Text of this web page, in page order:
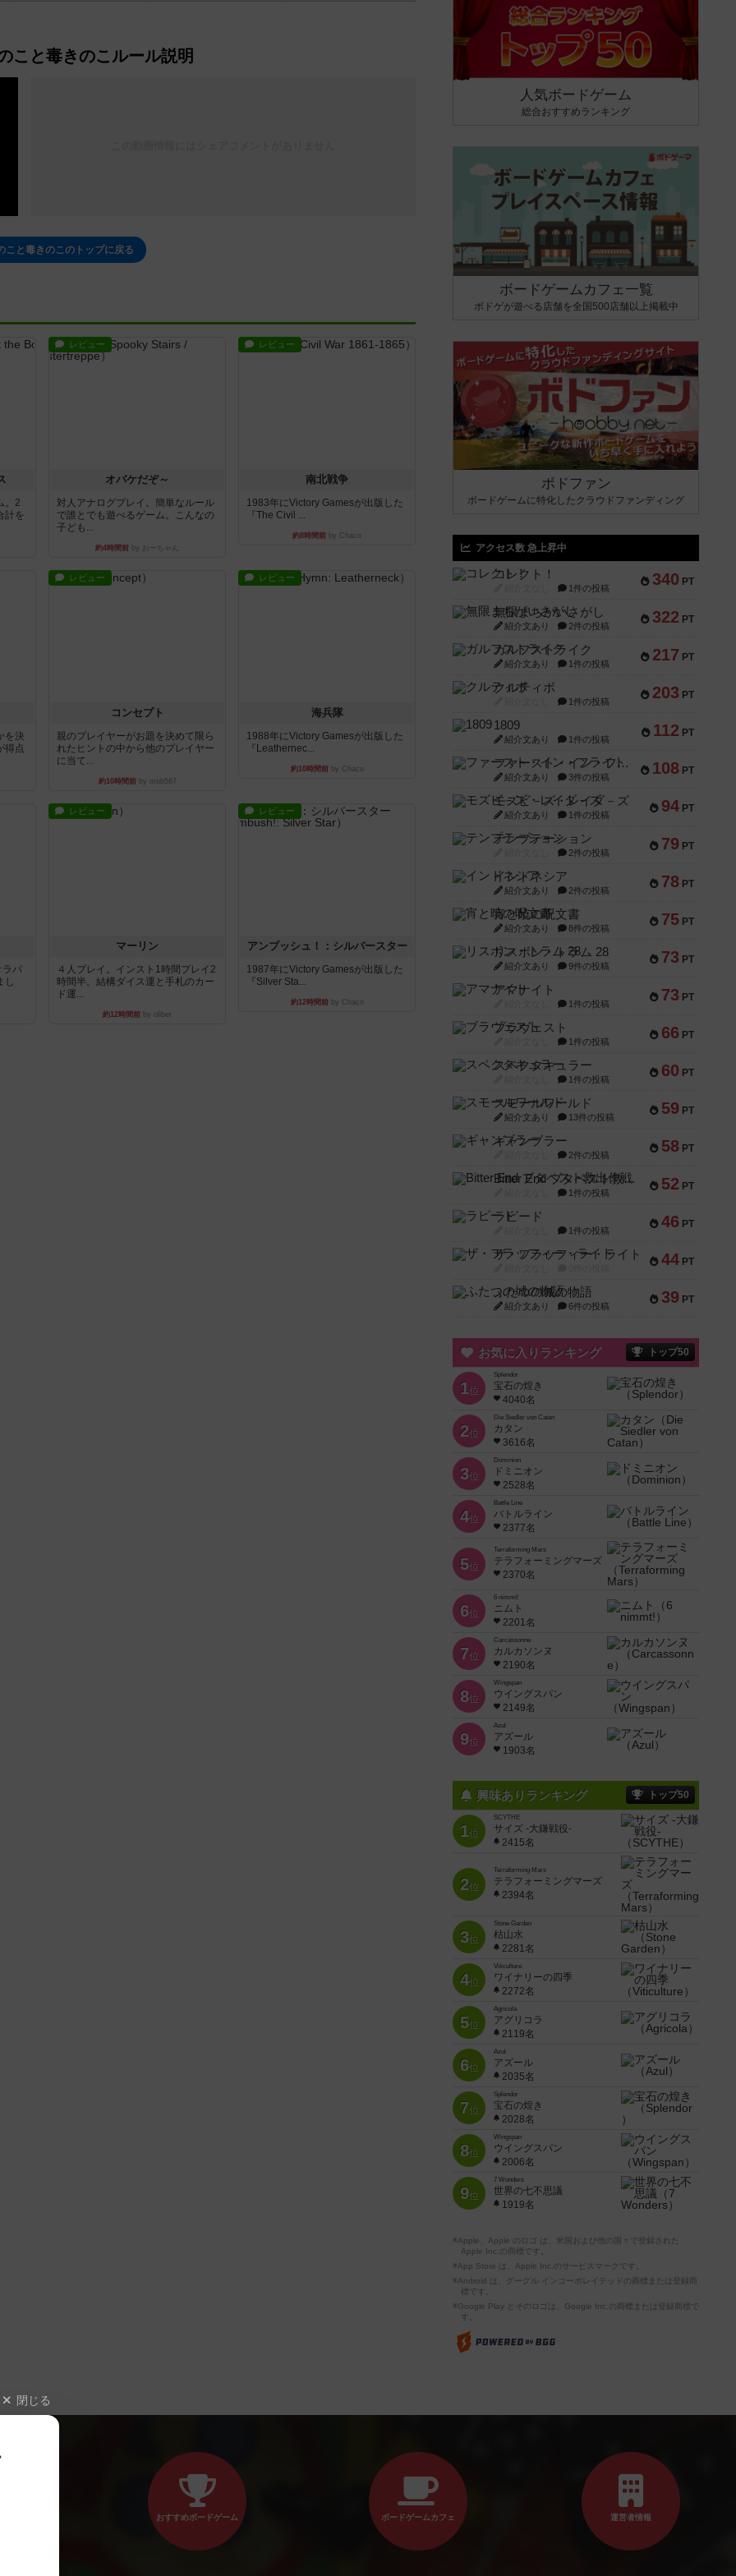
こと毒きのこルール説明
こと毒きのこのトップに戻る
。2
計を
レビュー
オバケだぞ～
対人アナログプレイ。簡単なルール
で誰とでも遊べるゲーム。こんなの
子ども...
約4時間前 by おーちゃん
レビュー
南北戦争
1983年にVictory Gamesが出版した
『The Civil ...
約8時間前 by Chaco
を決
得点
レビュー
コンセプト
親のプレイヤーがお題を決めて限ら
れたヒントの中から他のプレイヤー
に当て...
約10時間前by mob567
レビュー
海兵隊
1988年にVictory Gamesが出版した
『Leathernec...
約10時間前by Chaco
ラパ
し
レビュー
マーリン
４人プレイ。インスト1時間プレイ2
時間半。結構ダイス運と手札のカー
ド運...
約12時間前 by oliber
レビュー
アンブッシュ！：シルバースター
1987年にVictory Gamesが出版した
『Silver Sta...
約12時間前by Chaco
人気ボードゲーム
総合おすすめランキング
ボードゲームカフェ一覧
ボドゲが遊べる店舗を全国500店舗以上掲載中
ボドファン
ボードゲームに特化したクラウドファンディング
アクセス数 急上昇中
340 PT
コレクト！
1件の投稿
322 PT
無限まちがいさがし
紹介文あり 2件の投稿
217 PT
ガルフストライク
紹介文あり 1件の投稿
203 PT
クルティボ
1件の投稿
112 PT
1809
紹介文あり 1件の投稿
108 PT
ファースト・イン・フライト
紹介文あり 3件の投稿
94 PT
モズビ－ズ・レイダ－ズ
紹介文あり 1件の投稿
79 PT
テンプテーション
2件の投稿
78 PT
インドネシア
紹介文あり 2件の投稿
75 PT
宵と暁の呪文書
紹介文あり 8件の投稿
73 PT
リスボン・トラム 28
紹介文あり 9件の投稿
73 PT
アマナイト
1件の投稿
66 PT
ブラヴェスト
1件の投稿
60 PT
スペクタキュラー
1件の投稿
59 PT
スモールワールド
紹介文あり 13件の投稿
58 PT
ギャンブラー
2件の投稿
52 PT
Bitter End ブタペスト救出作戦
1件の投稿
46 PT
ラピード
1件の投稿
44 PT
ザ・フラッフィー・ライト
39 PT
ふたつの城の物語
紹介文あり 6件の投稿
お気に入りランキング トップ50
1位
Splendor
宝石の煌き
4040名
2位
Die Siedler von Catan
カタン
3616名
3位
Dominion
ドミニオン
2528名
4位
Battle Line
バトルライン
2377名
5位
Terraforming Mars
テラフォーミングマーズ
2370名
6位
6 nimmt!
ニムト
2201名
7位
Carcassonne
カルカソンヌ
2190名
8位
Wingspan
ウイングスパン
2149名
9位
Azul
アズール
1903名
興味ありランキング トップ50
1位
SCYTHE
サイズ -大鎌戦役-
2415名
2位
Terraforming Mars
テラフォーミングマーズ
2394名
3位
Stone Garden
枯山水
2281名
4位
Viticulture
ワイナリーの四季
2272名
5位
Agricola
アグリコラ
2119名
6位
Azul
アズール
2035名
7位
Splendor
宝石の煌き
2028名
8位
Wingspan
ウイングスパン
2006名
9位
7 Wonders
世界の七不思議
1919名
※Apple、Apple のロゴ は、米国および他の国々で登録された
Apple Inc.の商標です。
※App Store は、Apple Inc.のサービスマークです。
※Android は、グーグル インコーポレイテッドの商標または登録商
標です。
※Google Play とそのロゴは、Google Inc.の商標または登録商標で
す。
閉じる
おすすめボードゲーム ボードゲームカフェ 運営者情報